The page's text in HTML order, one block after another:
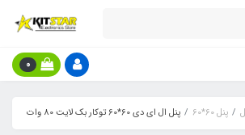
0
پنل 60*60 پنل ال ای دی 60*60 توکار بک لایت 80 وات